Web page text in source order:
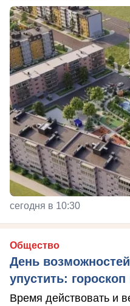
сегодня в 10:30
Общество
День
упустить: гороскоп
Время действовать и